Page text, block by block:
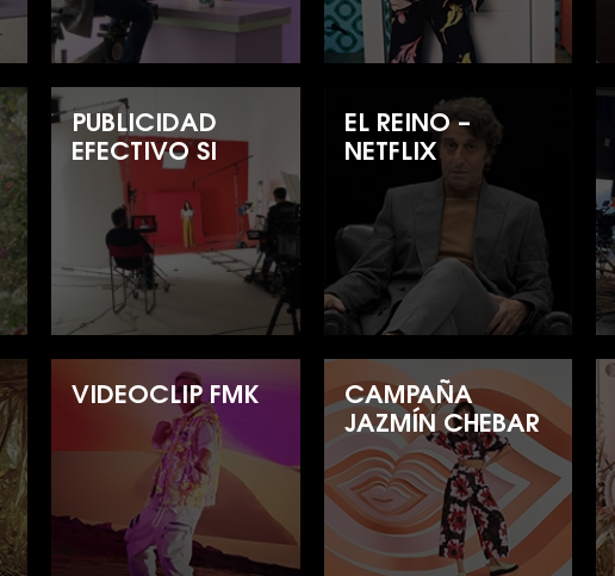
PUBLICIDAD
EFECTIVO SI
EL REINO –
NETFLIX
VIDEOCLIP FMK
CAMPAÑA
JAZMÍN CHEBAR